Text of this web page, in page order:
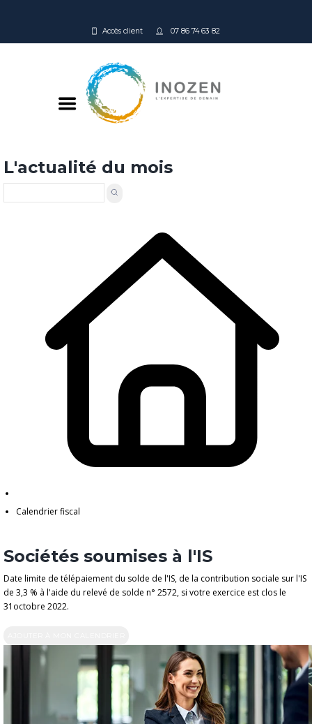
Accès client 07 86 74 63 82
L'actualité du mois
Calendrier fiscal
Sociétés soumises à l'IS
Date limite de télépaiement du solde de l'IS, de la contribution sociale sur l'IS
de 3,3 % à l'aide du relevé de solde n° 2572, si votre exercice est clos le
31octobre 2022.